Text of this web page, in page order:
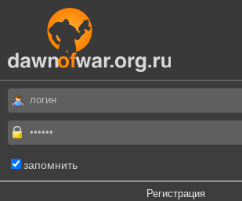
запомнить
Регистрация